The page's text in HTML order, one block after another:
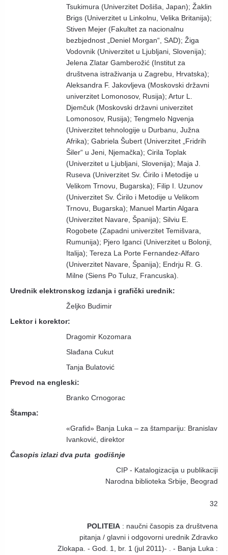
Tsukimura (Univerzitet Došiša, Japan); Žaklin
Brigs (Univerzitet u Linkolnu, Velika Britanija);
Stiven Mejer (Fakultet za nacionalnu
bezbjednost „Deniel Morgan“, SAD); Žiga
Vodovnik (Univerzitet u Ljubljani, Slovenija);
Jelena Zlatar Gamberožić (Institut za
društvena istraživanja u Zagrebu, Hrvatska);
Aleksandra F. Jakovljeva (Moskovski državni
univerzitet Lomonosov, Rusija); Artur L.
Djemčuk (Moskovski državni univerzitet
Lomonosov, Rusija); Tengmelo Ngvenja
(Univerzitet tehnologije u Durbanu, Južna
Afrika); Gabriela Šubert (Univerzitet „Fridrih
Šiler“ u Jeni, Njemačka); Cirila Toplak
(Univerzitet u Ljubljani, Slovenija); Maja J.
Ruseva (Univerzitet Sv. Ćirilo i Metodije u
Velikom Trnovu, Bugarska); Filip I. Uzunov
(Univerzitet Sv. Ćirilo i Metodije u Velikom
Trnovu, Bugarska); Manuel Martin Algara
(Univerzitet Navare, Španija); Silviu E.
Rogobete (Zapadni univerzitet Temišvara,
Rumunija); Pjero Iganci (Univerzitet u Bolonji,
Italija); Tereza La Porte Fernandez-Alfaro
(Univerzitet Navare, Španija); Endrju R. G.
Milne (Siens Po Tuluz, Francuska).
Urednik elektronskog izdanja i grafički urednik:
Željko Budimir
Lektor i korektor:
Dragomir Kozomara
Slađana Cukut
Tanja Bulatović
Prevod na engleski:
Branko Crnogorac
Štampa:
«Grafid» Banja Luka – za štampariju: Branislav
Ivanković, direktor
Časopis izlazi dva puta godišnje
CIP - Katalogizacija u publikaciji
Narodna biblioteka Srbije, Beograd
32
POLITEIA : naučni časopis za društvena
pitanja / glavni i odgovorni urednik Zdravko
Zlokapa. - God. 1, br. 1 (jul 2011)- . - Banja Luka :